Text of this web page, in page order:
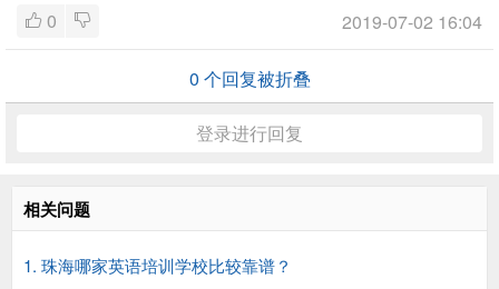
0
2019-07-02 16:04
0 个回复被折叠
登录进行回复
相关问题
1. 珠海哪家英语培训学校比较靠谱？